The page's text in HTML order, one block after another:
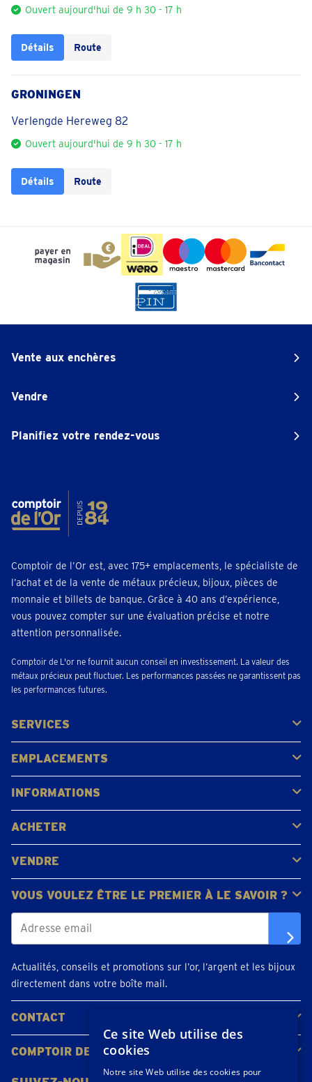
Ouvert aujourd'hui de 9 h 30 - 17 h
Détails Route
GRONINGEN
Verlengde Hereweg 82
Ouvert aujourd'hui de 9 h 30 - 17 h
Détails Route
Vente aux enchères
Vendre
Planifiez votre rendez-vous
Comptoir de l’Or est, avec 175+ emplacements, le spécialiste de
l’achat et de la vente de métaux précieux, bijoux, pièces de
monnaie et billets de banque. Grâce à 40 ans d’expérience,
vous pouvez compter sur une évaluation précise et notre
attention personnalisée.
Comptoir de L'or ne fournit aucun conseil en investissement. La valeur des
métaux précieux peut fluctuer. Les performances passées ne garantissent pas
les performances futures.
SERVICES
Acheter
Vendre
Vente aux enchères
EMPLACEMENTS
Gerpinnes
Liège
Namur
Waterloo
Woluwe-Saint-Lambert
Voir tous les emplacements
INFORMATIONS
FAQ
Avis clients
ACHETER
Acheter de l'or
Acheter des pièces
Acheter de l'argent
VENDRE
Bijoux en or
Pièces d'or
Lingots d'or
VOUS VOULEZ ÊTRE LE PREMIER À LE SAVOIR ?
Actualités, conseils et promotions sur l’or, l’argent et les bijoux
directement dans votre boîte mail.
CONTACT
Contacter
Planifiez votre rendez-vous
Emplacements
COMPTOIR DE L'OR
Ce site Web utilise des
cookies
Notre site Web utilise des cookies pour